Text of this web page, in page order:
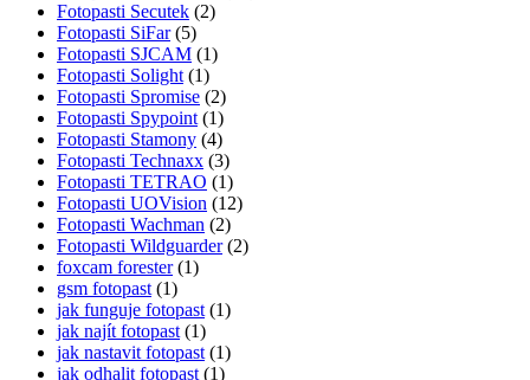
Fotopasti Secutek (2)
Fotopasti SiFar(5)
Fotopasti SJCAM (1)
Fotopasti Solight (1)
Fotopasti Spromise (2)
Fotopasti Spypoint (1)
Fotopasti Stamony (4)
Fotopasti Technaxx (3)
Fotopasti TETRAO (1)
Fotopasti UOVision (12)
Fotopasti Wachman (2)
Fotopasti Wildguarder(2)
foxcam forester(1)
gsm fotopast (1)
jak funguje fotopast (1)
jak najít fotopast (1)
jak nastavit fotopast (1)
jak odhalit fotopast (1)